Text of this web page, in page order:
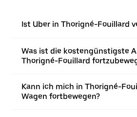
Ist Uber in Thorigné-Fouillard
Was ist die kostengünstigste
Thorigné-Fouillard
Kann ich mich in Thorigné-
Wagen fortbewegen?